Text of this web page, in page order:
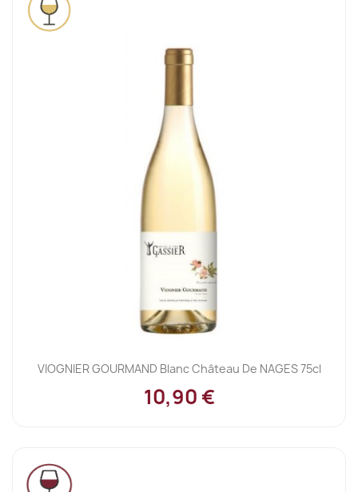
VIOGNIER GOURMAND Blanc Château De NAGES 75cl
10,90 €